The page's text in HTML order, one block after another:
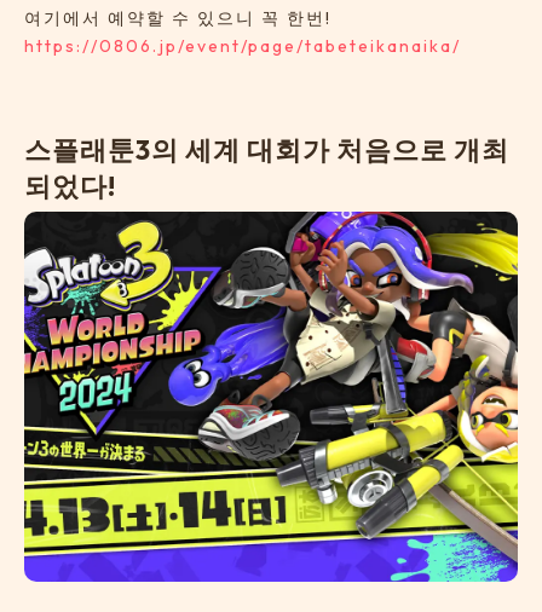
여기에서 예약할 수 있으니 꼭 한번!
https://0806.jp/event/page/tabeteikanaika/
스플래툰3의 세계 대회가 처음으로 개최
되었다!